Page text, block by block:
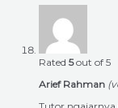
Rated 5out of 5
Arief Rahman